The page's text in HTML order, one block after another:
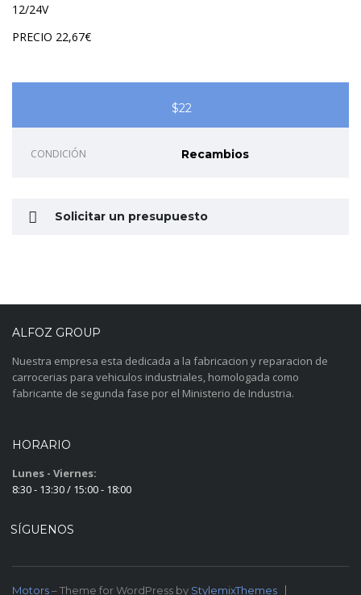
12/24V
PRECIO 22,67€
$22
CONDICIÓN Recambios
Solicitar un presupuesto
ALFOZ GROUP
Nuestra empresa esta dedicada a la fabricacion y reparacion de
carrocerias para vehiculos industriales, homologada como
fabricante de segunda fase por el Ministerio de Industria.
HORARIO
Lunes - Viernes:
8:30 - 13:30 / 15:00 - 18:00
SÍGUENOS
Motors– Theme for WordPress by StylemixThemes